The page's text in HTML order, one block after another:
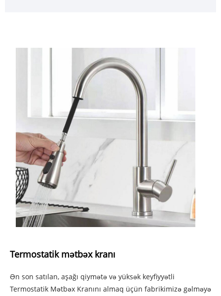
Termostatik mətbəx kranı
Ən son satılan, aşağı qiymətə və yüksək keyfiyyətli
Termostatik Mətbəx Kranını almaq üçün fabrikimizə gəlməyə